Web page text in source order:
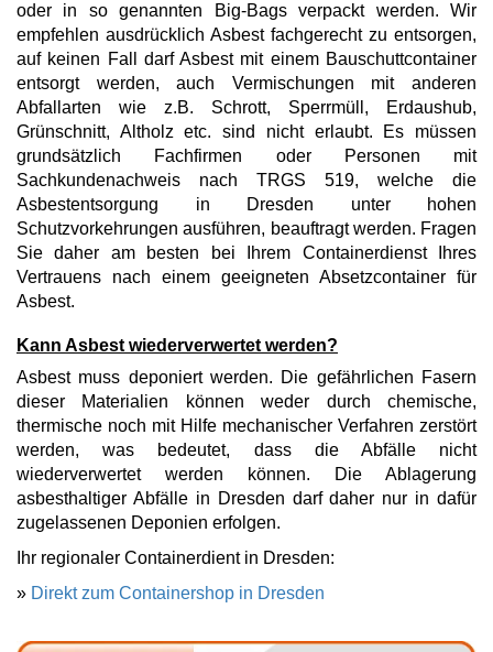
oder in so genannten Big-Bags verpackt werden. Wir
empfehlen ausdrücklich Asbest fachgerecht zu entsorgen,
auf keinen Fall darf Asbest mit einem Bauschuttcontainer
entsorgt werden, auch Vermischungen mit anderen
Abfallarten wie z.B. Schrott, Sperrmüll, Erdaushub,
Grünschnitt, Altholz etc. sind nicht erlaubt. Es müssen
grundsätzlich Fachfirmen oder Personen mit
Sachkundenachweis nach TRGS 519, welche die
Asbestentsorgung in Dresden unter hohen
Schutzvorkehrungen ausführen, beauftragt werden. Fragen
Sie daher am besten bei Ihrem Containerdienst Ihres
Vertrauens nach einem geeigneten Absetzcontainer für
Asbest.
Kann Asbest wiederverwertet werden?
Asbest muss deponiert werden. Die gefährlichen Fasern
dieser Materialien können weder durch chemische,
thermische noch mit Hilfe mechanischer Verfahren zerstört
werden, was bedeutet, dass die Abfälle nicht
wiederverwertet werden können. Die Ablagerung
asbesthaltiger Abfälle in Dresden darf daher nur in dafür
zugelassenen Deponien erfolgen.
Ihr regionaler Containerdient in Dresden:
» Direkt zum Containershop in Dresden